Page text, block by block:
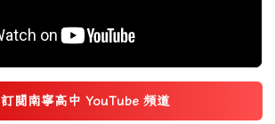
訂閱南寧高中 YouTube 頻道
(另開新視窗)